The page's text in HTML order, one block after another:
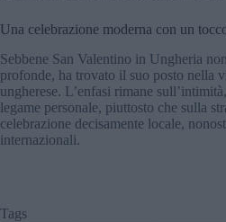
Una celebrazione moderna con un
Sebbene San Valentino in Ungheria
profonde, ha trovato il suo posto nella
ungherese. L’enfasi rimane
legame personale, piuttosto che sulla
celebrazione decisamente locale,
internazionali.
Tags